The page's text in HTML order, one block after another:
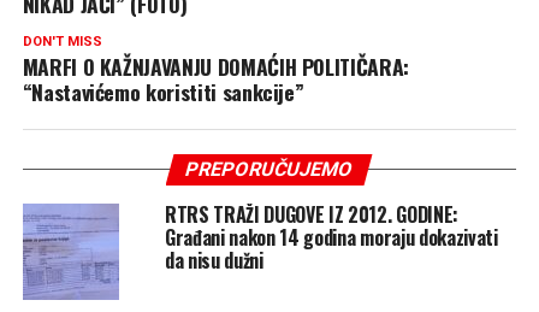
DON'T MISS
MARFI O KAŽNJAVANJU DOMAĆIH POLITIČARA:
“Nastavićemo koristiti sankcije”
PREPORUČUJEMO
RTRS TRAŽI DUGOVE IZ 2012. GODINE:
Građani nakon 14 godina moraju dokazivati
da nisu dužni